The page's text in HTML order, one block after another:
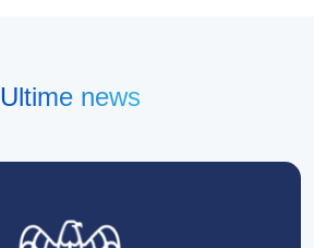
Ultime news